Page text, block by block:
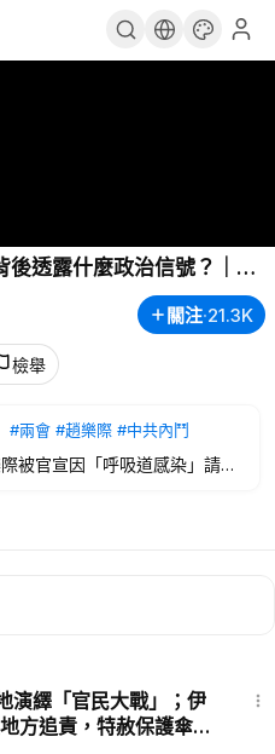
後透露什麼政治信號？｜薇
關注·21.3K
檢舉
#兩會 #趙樂際 #中共內鬥
被官宣因「呼吸道感染」請假
的健康問題還是另有隱情？
演繹「官民大戰」；伊
方追責，特赦保護傘能